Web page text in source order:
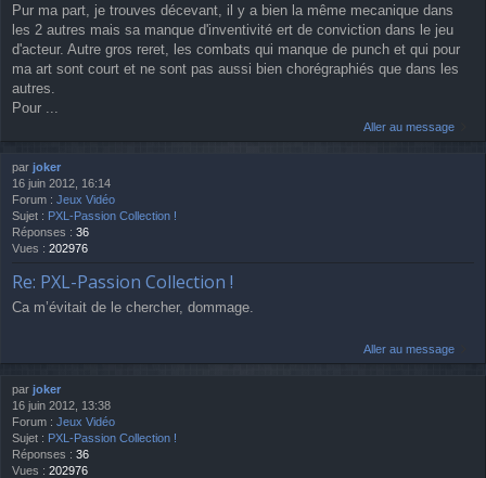
Pur ma part, je trouves décevant, il y a bien la même mecanique dans
les 2 autres mais sa manque d'inventivité ert de conviction dans le jeu
d'acteur. Autre gros reret, les combats qui manque de punch et qui pour
ma art sont court et ne sont pas aussi bien chorégraphiés que dans les
autres.
Pour ...
Aller au message
par joker
16 juin 2012, 16:14
Forum : Jeux Vidéo
Sujet : PXL-Passion Collection !
Réponses : 36
Vues : 202976
Re: PXL-Passion Collection !
Ca m’évitait de le chercher, dommage.
Aller au message
par joker
16 juin 2012, 13:38
Forum : Jeux Vidéo
Sujet : PXL-Passion Collection !
Réponses : 36
Vues : 202976